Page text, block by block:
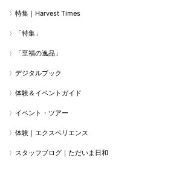
特集｜Harvest Times
「特集」
「至福の逸品」
デジタルブック
体験＆イベントガイド
イベント・ツアー
体験｜エクスペリエンス
スタッフブログ｜ただいま日和